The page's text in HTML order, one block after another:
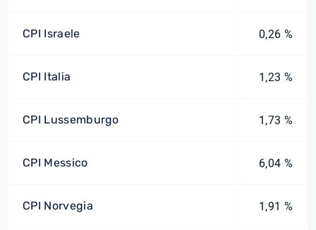
CPI Israele 0,26 %
CPI Italia 1,23 %
CPI Lussemburgo 1,73 %
CPI Messico 6,04 %
CPI Norvegia 1,91 %